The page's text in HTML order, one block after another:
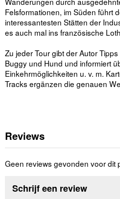
Felsformationen, im Süden führt
interessantesten Stätten der
es auch mal ins französische
Zu jeder Tour gibt der Autor
Buggy und Hund und informiert
Einkehrmöglichkeiten u. v. m.
Tracks ergänzen die genauen
Reviews
Geen reviews gevonden voor dit
Schrijf een review